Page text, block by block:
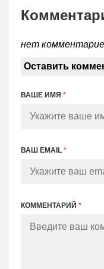
нет
Оставить
ВАШЕ ИМЯ *
ВАШ EMAIL *
КОММЕНТАРИЙ *